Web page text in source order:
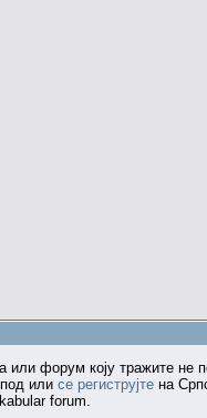
или форум коју тражите не
или се региструјте на
forum.